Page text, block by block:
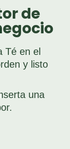
de
Té en el
y listo
una